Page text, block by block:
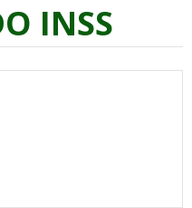
INSS